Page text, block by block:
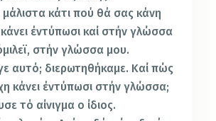
κάτι πού θά σας κάνη
έντύπωσι καί στήν γλώσσα
στήν γλώσσα μου.
αυτό; διερωτηθήκαμε. Καί πώς
κάνει έντύπωσι στήν γλώσσα;
τό αίνιγμα ο ίδιος.